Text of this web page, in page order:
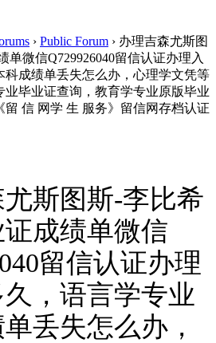
› Public Forum › 办理吉森尤斯图
单微信Q729926040留信认证办理入
科成绩单丢失怎么办，心理学文凭等
毕业证查询，教育学专业原版毕业
信 网学 生 服务》留信网存档认证
斯图斯-李比希
成绩单微信
留信认证办理
久，语言学专业
丢失怎么办，